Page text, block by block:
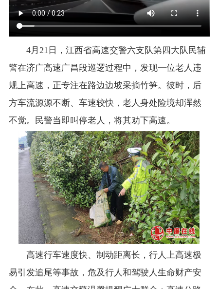
4月21日，江西省高速交警六支队第四大队民辅
警在济广高速广昌段巡逻过程中，发现一位老人违
规上高速，正专注在路边边坡采摘竹笋。彼时，后
方车流源源不断、车速较快，老人身处险境却浑然
不觉。民警当即叫停老人，将其劝下高速。
高速行车速度快、制动距离长，行人上高速极
易引发追尾等事故，危及行人和驾驶人生命财产安